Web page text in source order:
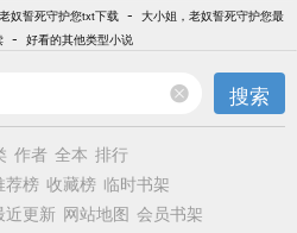
奴誓死守护您txt下载 - 大小姐，老奴誓死守护您最
- 好看的其他类型小说
搜索
作者 全本 排行
荐榜 收藏榜 临时书架
近更新 网站地图 会员书架